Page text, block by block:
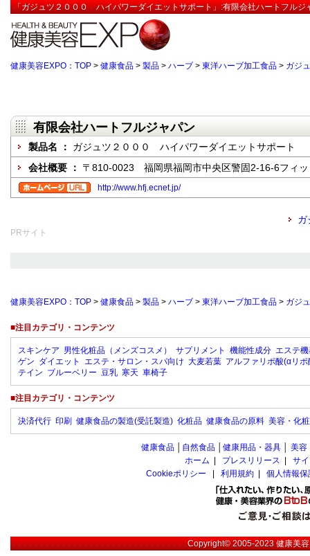
「ガジュツ２０００ ハイパワーダイエットサポート」:有限会社ハートフルジ
健康美容EXPO：TOP > 健康食品 > 製品 > ハーブ > 東洋ハーブ加工食品 > ガジ
有限会社ハートフルジャパン
製品名 ： ガジュツ２０００ ハイパワーダイエットサポート
会社概要 ： 〒810-0023 福岡県福岡市中央区警固2-16-6フィ
http://www.hfj.ecnet.jp/
ガ
PRサイト
健康美容EXPO：TOP > 健康食品 > 製品 > ハーブ > 東洋ハーブ加工食品 > ガジ
■注目カテゴリ・コンテンツ
スキンケア 男性化粧品（メンズコスメ） サプリメント 機能性成分 エステ
ゲン ダイエット エステ・サロン・スパ向け 大麦若葉 アルファリポ酸(αリポ
テイン ブルーベリー 豆乳 寒天 車椅子
■注目カテゴリ・コンテンツ
決済代行 印刷 健康食品の製造(受託製造) 化粧品 健康食品の原料 美容・化
健康食品 自然食品 健康用品・器具 美容
ホーム
プレスリリース
サ
Cookieポリシー
利用規約 個人情報
Copyright© 2005-2023健康美